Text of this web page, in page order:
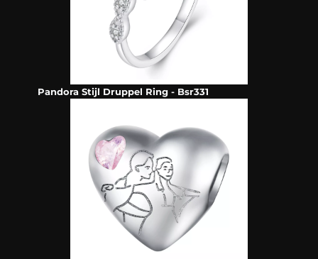
Pandora Stijl Druppel Ring - Bsr331